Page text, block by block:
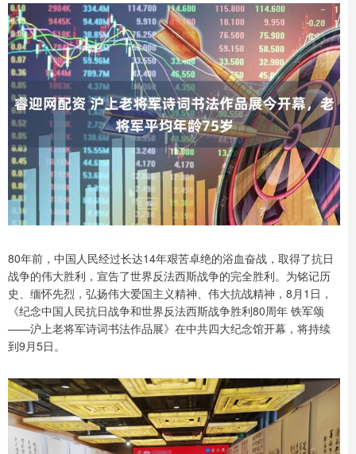
80年前，中国人民经过长达14年艰苦卓绝的浴血奋战，取得了抗日
战争的伟大胜利，宣告了世界反法西斯战争的完全胜利。为铭记历
史、缅怀先烈，弘扬伟大爱国主义精神、伟大抗战精神，8月1日，
《纪念中国人民抗日战争和世界反法西斯战争胜利80周年 铁军颂
——沪上老将军诗词书法作品展》在中共四大纪念馆开幕，将持续
到9月5日。